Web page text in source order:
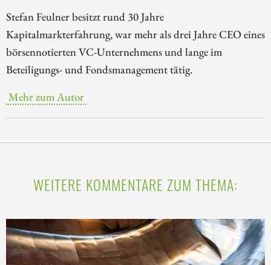
Stefan Feulner besitzt rund 30 Jahre
Kapitalmarkterfahrung, war mehr als drei Jahre CEO eines
börsennotierten VC-Unternehmens und lange im
Beteiligungs- und Fondsmanagement tätig.
Mehr zum Autor
WEITERE KOMMENTARE ZUM THEMA: